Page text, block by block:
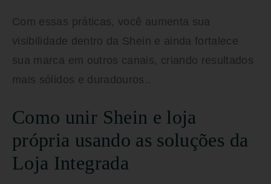
Com essas práticas, você aumenta sua
visibilidade dentro da Shein e ainda fortalece
sua marca em outros canais, criando resultados
mais sólidos e duradouros..
Como unir Shein e loja
própria usando as soluções da
Loja Integrada